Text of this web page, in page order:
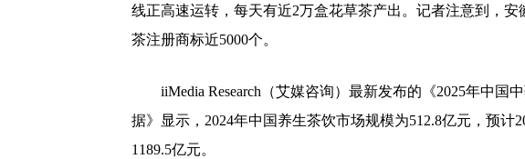
线正高速运转，每天有近2万盒花草茶产出。记者注意到，
茶注册商标近5000个。
iiMedia Research（艾媒咨询）最新发布的《2025年中国
据》显示，2024年中国养生茶饮市场规模为512.8亿元，预计
1189.5亿元。